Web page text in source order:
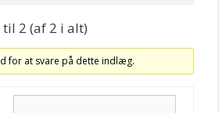
2 (af 2 i alt)
for at svare på dette indlæg.